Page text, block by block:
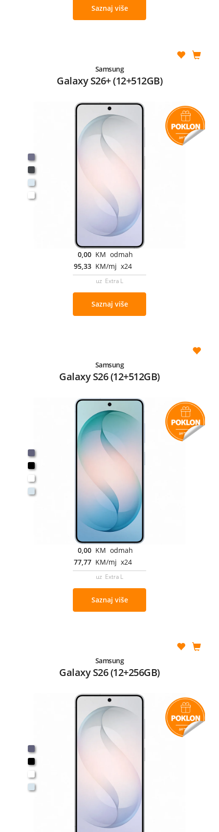
Saznaj više
Samsung
Galaxy S26+ (12+512GB)
0,00 KM odmah
95,33 KM/mj x24
uz Extra L
Saznaj više
Samsung
Galaxy S26 (12+512GB)
0,00 KM odmah
77,77 KM/mj x24
uz Extra L
Saznaj više
Samsung
Galaxy S26 (12+256GB)